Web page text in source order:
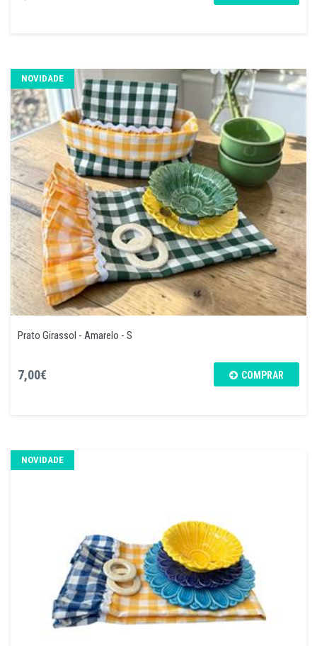
NOVIDADE
Prato Girassol - Amarelo - S
7,00€ COMPRAR
NOVIDADE